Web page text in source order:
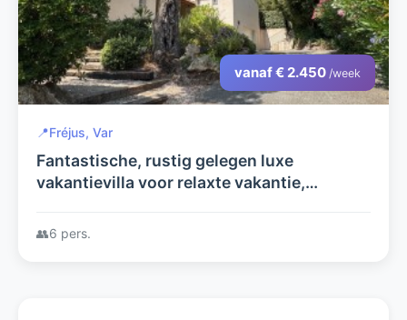
vanaf € 2.450 /week
📍Fréjus, Var
Fantastische, rustig gelegen luxe
vakantievilla voor relaxte vakantie,
privacy Fréjus, Côte'd Azur (ideaal voor
👥6 pers.